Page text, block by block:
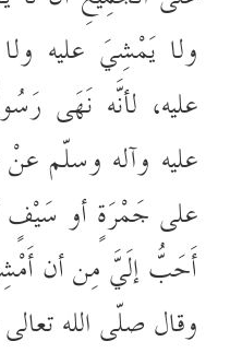
ولا يَمْشِيَ عليه
عليه، لأنَّه نَهَى
عليه وآله وسلّم
على جَمْرَةٍ أو
أَحَبُّ إلَيَّ مِن أن
وقال صلّى الله